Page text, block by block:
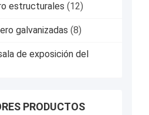
estructurales (12)
galvanizadas (8)
de exposición del
PRODUCTOS